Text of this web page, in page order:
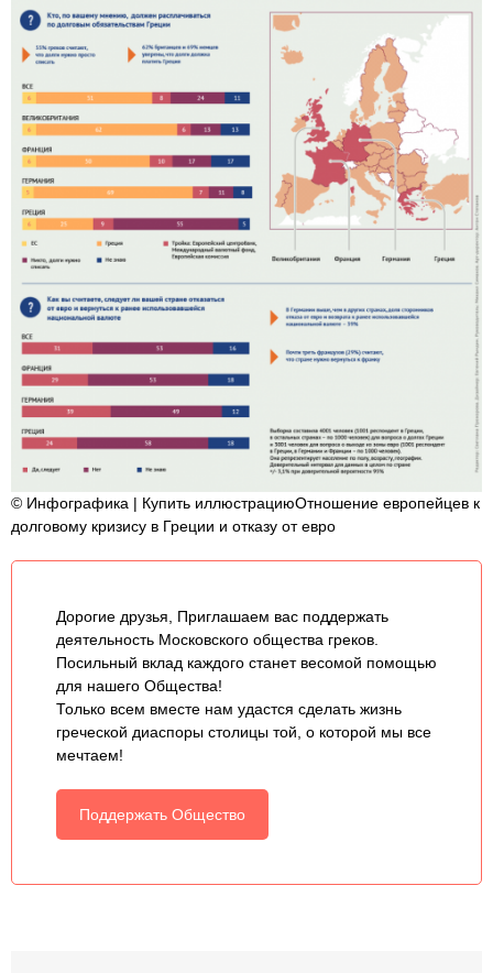
© Инфографика | Купить иллюстрациюОтношение европейцев к
долговому кризису в Греции и отказу от евро
Дорогие друзья, Приглашаем вас поддержать
деятельность Московского общества греков.
Посильный вклад каждого станет весомой помощью
для нашего Общества!
Только всем вместе нам удастся сделать жизнь
греческой диаспоры столицы той, о которой мы все
мечтаем!
Поддержать Общество